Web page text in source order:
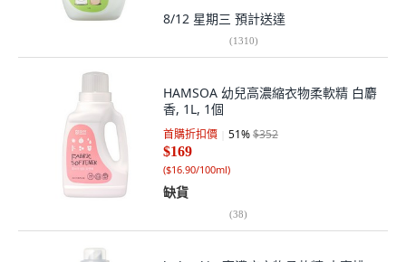
8/12 星期三 預計送達
(1310)
HAMSOA 幼兒高濃縮衣物柔軟精 白麝
香, 1L, 1個
首購折扣價 51%$352
$169
($16.90/100ml)
缺貨
(38)